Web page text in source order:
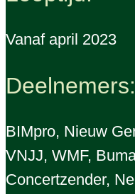
Vanaf april 2023
Deelnemers:
BIMpro, Nieuw
VNJJ, WMF,
Concertzender,